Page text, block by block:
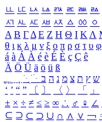
ㅥ ㅦ ㅧ ㅨ ㅩ ㅪ ㅫ ㅬ
ㅺ ㅻ ㅼ ㅽ ㅾ ㅿ ㆀ ㆁ
Α Β ΓΔ Ε Ζ Η Θ Ι ΚΛ
θ ι κ λ μ ν ξ ο π ρ σ τ υ φ
á à Á À é è É È ç Ç ê
Ä Ö Ü ä ö ü ß
ִֶֹ ֻּ ׁׂ ש ץ ת צ מ נ ה ב
‘ ’ “ ” 〔 〕 〈 〉 「 」
± × ÷ ≠ ≤ ≥ ∞ ∴ ♂ ♀ ∠
⊆ ⊇ ⊂ ⊃ ∪ ∩ ∧ ∨ ￢